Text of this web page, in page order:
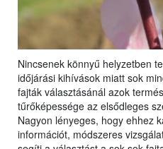
Nincsenek könnyű helyzetben
időjárási kihívások miatt sok
fajták választásánál azok
tűrőképessége az elsődleges
Nagyon lényeges, hogy ehhez
információt, módszeres